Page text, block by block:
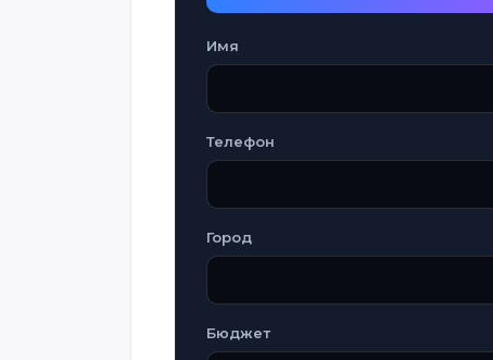
Имя
Телефон
Город
Бюджет